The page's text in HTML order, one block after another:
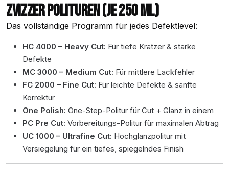
ZVIZZER POLITUREN (JE 250 ML)
Das vollständige Programm für jedes Defektlevel:
HC 4000 – Heavy Cut: Für tiefe Kratzer & starke
Defekte
MC 3000 – Medium Cut: Für mittlere Lackfehler
FC 2000 – Fine Cut: Für leichte Defekte & sanfte
Korrektur
One Polish: One-Step-Politur für Cut + Glanz in einem
PC Pre Cut: Vorbereitungs-Politur für maximalen Abtrag
UC 1000 – Ultrafine Cut: Hochglanzpolitur mit
Versiegelung für ein tiefes, spiegelndes Finish